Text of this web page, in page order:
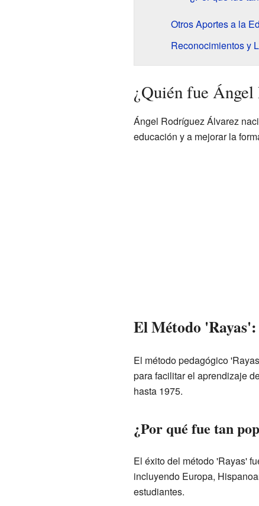
Otros Aportes a la
Reconocimientos y
¿Quién fue
Ángel Rodríguez Álvarez
educación y a mejorar la
El Método
El método pedagógico
para facilitar el aprendizaje
hasta 1975.
¿Por qué fue tan
El éxito del método 'Rayas'
incluyendo Europa,
estudiantes.